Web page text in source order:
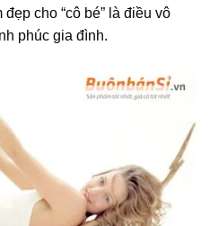
cho “cô bé” là điều vô
phúc gia đình.